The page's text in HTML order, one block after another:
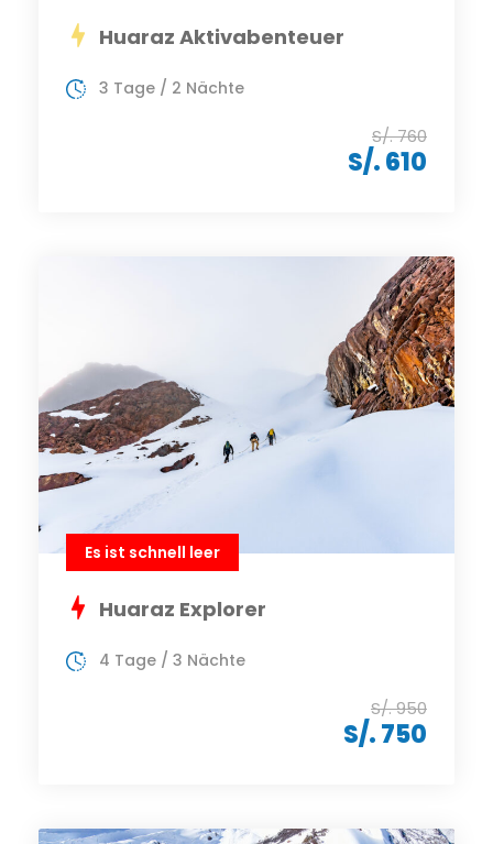
Huaraz Aktivabenteuer
S/. 760
S/. 610
3 Tage / 2 Nächte
Es ist schnell leer
Huaraz Explorer
S/. 950
S/. 750
4 Tage / 3 Nächte